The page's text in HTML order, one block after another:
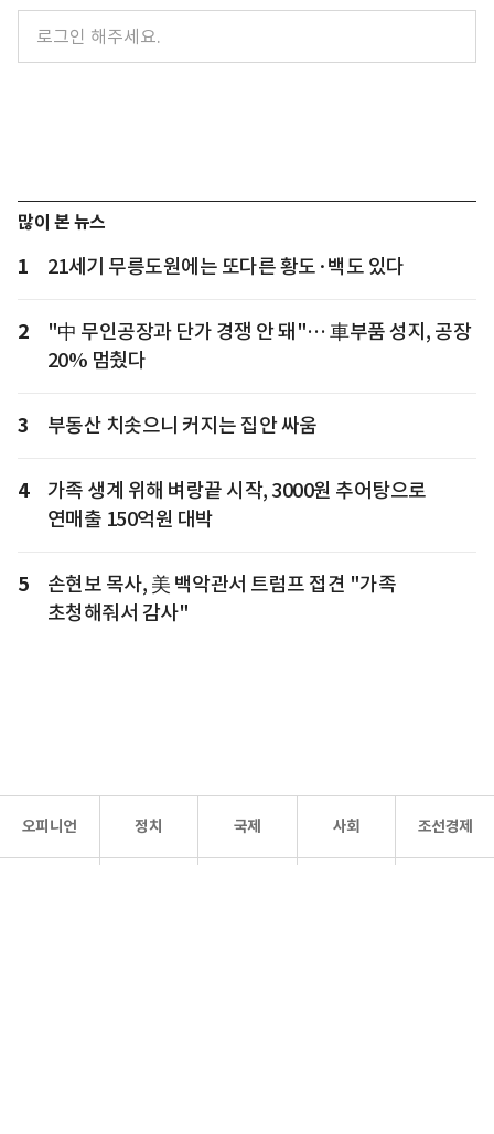
많이 본 뉴스
1 21세기 무릉도원에는 또다른 황도·백도 있다
2
"中 무인공장과 단가 경쟁 안 돼"… 車부품 성지, 공장
20% 멈췄다
3 부동산 치솟으니 커지는 집안 싸움
4
가족 생계 위해 벼랑끝 시작, 3000원 추어탕으로
연매출 150억원 대박
5
손현보 목사, 美 백악관서 트럼프 접견 "가족
초청해줘서 감사"
오피니언 정치 국제 사회 조선경제